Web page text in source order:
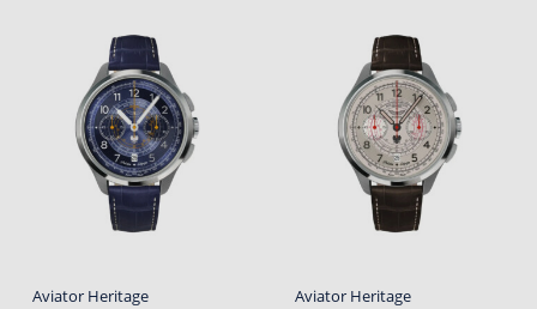
Aviator Heritage
Aviator Heritage